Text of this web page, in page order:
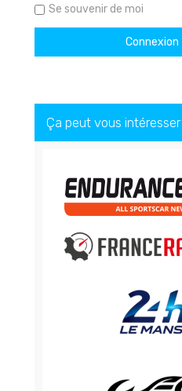
Se souvenir de moi
Ça peut vous intéresser